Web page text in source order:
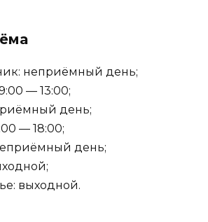
неприёмный день;
— 13:00;
день;
— 18:00;
день;
выходной.